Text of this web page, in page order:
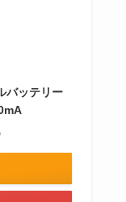
バッテリー